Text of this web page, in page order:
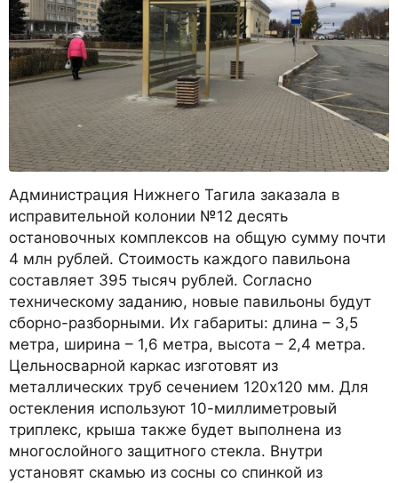
Администрация Нижнего Тагила заказала в
исправительной колонии №12 десять
остановочных комплексов на общую сумму почти
4 млн рублей. Стоимость каждого павильона
составляет 395 тысяч рублей. Согласно
техническому заданию, новые павильоны будут
сборно-разборными. Их габариты: длина – 3,5
метра, ширина – 1,6 метра, высота – 2,4 метра.
Цельносварной каркас изготовят из
металлических труб сечением 120х120 мм. Для
остекления используют 10-миллиметровый
триплекс, крыша также будет выполнена из
многослойного защитного стекла. Внутри
установят скамью из сосны со спинкой из